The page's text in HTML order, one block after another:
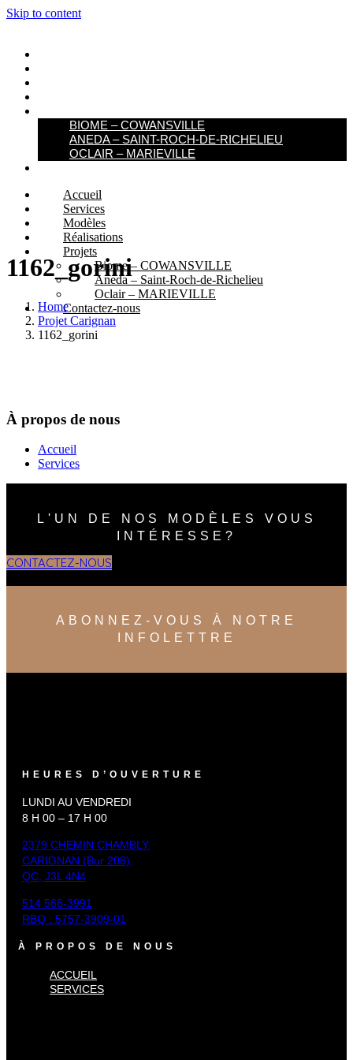
Skip to content
BIOME – COWANSVILLE​
ANEDA – SAINT-ROCH-DE-RICHELIEU
OCLAIR – MARIEVILLE
Accueil
Services
Modèles
Réalisations
Projets
Biome – COWANSVILLE​
Aneda – Saint-Roch-de-Richelieu
Oclair – MARIEVILLE
Contactez-nous
1162_gorini
Home
Projet Carignan
1162_gorini
À propos de nous
Accueil
Services
L'UN DE NOS MODÈLES VOUS
INTÉRESSE?
CONTACTEZ-NOUS
ABONNEZ-VOUS À NOTRE
INFOLETTRE
HEURES D’OUVERTURE
LUNDI AU VENDREDI
8 H 00 – 17 H 00
2379 CHEMIN CHAMBLY,
CARIGNAN (Bur 208),
QC, J3L 4N4
514 566-3991
RBQ : 5757-3909-01
À PROPOS DE NOUS
ACCUEIL
SERVICES